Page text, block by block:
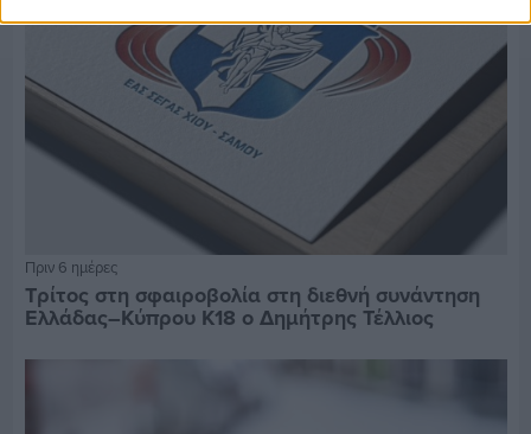
Πριν 6 ημέρες
Τρίτος στη σφαιροβολία στη διεθνή συνάντηση
Ελλάδας–Κύπρου Κ18 ο Δημήτρης Τέλλιος